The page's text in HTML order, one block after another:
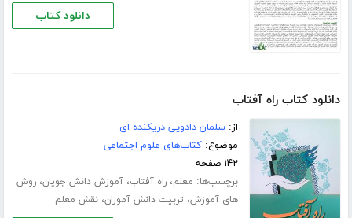
دانلود کتاب
دانلود کتاب راه آفتاب
از:سلمان دادویی دریکنده ای
موضوع:کتاب‌های علوم اجتماعی
۱۴۲ صفحه
برچسب‌ها: معلم،راه آفتاب،آموزش دانش جویان،روش
های آموزش، تربیت دانش آموزان،نقش معلم